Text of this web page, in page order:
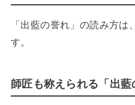
「出藍の誉れ」の読み方は、
す。
師匠も称えられる「出藍